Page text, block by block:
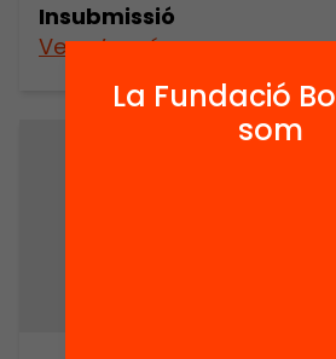
Insubmissió
Veure’n més
La Fundació
som